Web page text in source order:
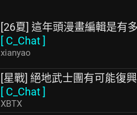
[26夏] 這年頭漫畫編輯是有
[ C_Chat]
xianyao
[星戰] 絕地武士團有可能復
[ C_Chat]
XBTX